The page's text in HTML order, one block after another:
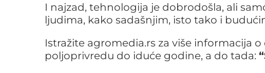
I najzad, tehnologija je dobrodošla, ali
ljudima, kako sadašnjim, isto tako i
Istražite agromedia.rs za više informacija
poljoprivredu do iduće godine, a do tada: